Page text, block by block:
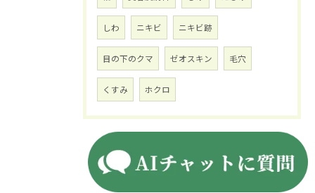
しわ ニキビ ニキビ跡
目の下のクマ ゼオスキン 毛穴
くすみ ホクロ